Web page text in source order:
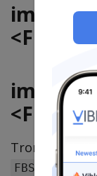
import
import
Trong hàm